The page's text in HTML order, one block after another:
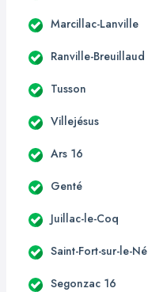
Marcillac-Lanville
Ranville-Breuillaud
Tusson
Villejésus
Ars 16
Genté
Juillac-le-Coq
Saint-Fort-sur-le-Né
Segonzac 16